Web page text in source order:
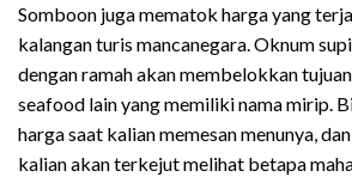
Somboon juga mematok harga yang
kalangan turis mancanegara. Oknum
dengan ramah akan membelokkan
seafood lain yang memiliki nama mirip.
harga saat kalian memesan menunya,
kalian akan terkejut melihat betapa